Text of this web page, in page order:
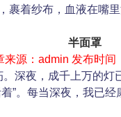
裹着纱布，血液在嘴
半面罩
来源：admin 发布时间
深夜，成千上万的灯
”。每当深夜，我已